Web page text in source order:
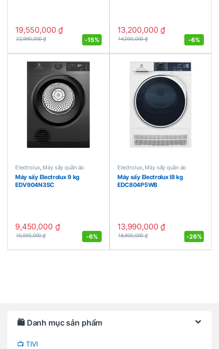
19,550,000₫
22,990,000₫ -15%
13,200,000₫
14,000,000₫ -6%
Electrolux Máy sấy quần áo
Máy sấy Electrolux 9 kg
EDV904N3SC
9,450,000 ₫
10,000,000₫ -6%
Electrolux Máy sấy quần áo
Máy sấy Electrolux I8 kg
EDC804P5WB
13,990,000₫
18,900,000₫ -26%
🛍️ Danh mục sản phẩm
📺 TIVI